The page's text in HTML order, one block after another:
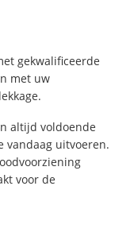
gekwalificeerde
met uw
altijd voldoende
vandaag uitvoeren.
voor de